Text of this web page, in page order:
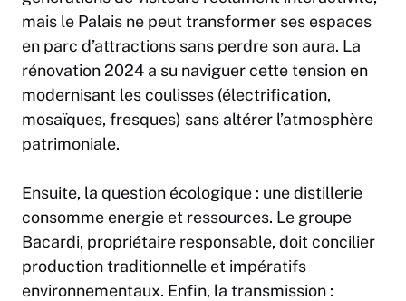
mais le Palais ne peut transformer ses espaces
en parc d’attractions sans perdre son aura. La
rénovation 2024 a su naviguer cette tension en
modernisant les coulisses (électrification,
mosaïques, fresques) sans altérer l’atmosphère
patrimoniale.
Ensuite, la question écologique : une distillerie
consomme energie et ressources. Le groupe
Bacardi, propriétaire responsable, doit concilier
production traditionnelle et impératifs
environnementaux. Enfin, la transmission :